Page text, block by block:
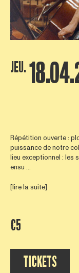
JEU.
Répétition ouverte :
puissance de notre
lieu exceptionnel : les
ensu ...
[lire la suite]
€5
TICKETS